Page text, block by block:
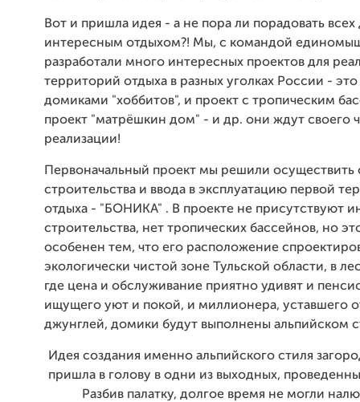
Вот и пришла идея - а не пора ли порадовать
интересным отдыхом?! Мы, с командой
разработали много интересных проектов для
территорий отдыха в разных уголках России -
домиками "хоббитов", и проект с тропическим
проект "матрёшкин дом" - и др. они ждут своего
реализации!
Первоначальный проект мы решили осуществить
строительства и ввода в эксплуатацию первой
отдыха - "БОНИКА" . В проекте не присутствуют
строительства, нет тропических бассейнов, но
особенен тем, что его расположение
экологически чистой зоне Тульской области, в
где цена и обслуживание приятно удивят и
ищущего уют и покой, и миллионера, уставшего
джунглей, домики будут выполнены альпийском
Идея создания именно альпийского стиля
пришла в голову в одни из выходных,
Разбив палатку, долгое время не могли